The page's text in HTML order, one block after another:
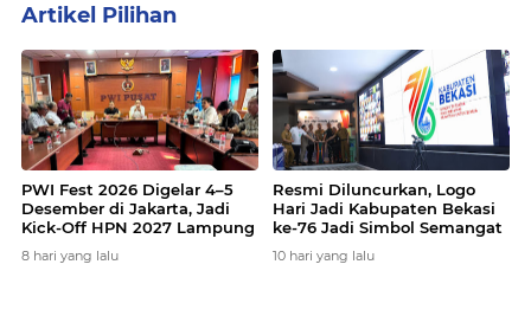
Artikel Pilihan
PWI Fest 2026 Digelar 4–5
Desember di Jakarta, Jadi
Kick-Off HPN 2027 Lampung
8 hari yang lalu
Resmi Diluncurkan, Logo
Hari Jadi Kabupaten Bekasi
ke-76 Jadi Simbol Semangat
Daerah
10 hari yang lalu
More
News